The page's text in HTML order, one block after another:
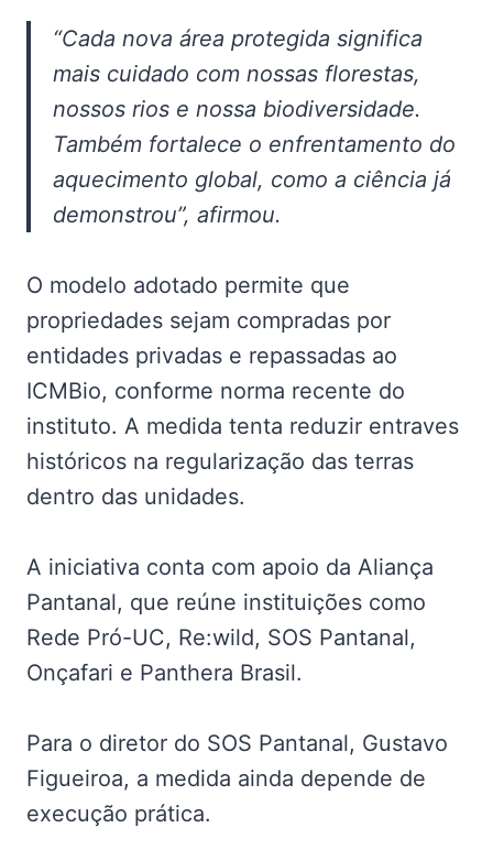
“Cada nova área protegida significa
mais cuidado com nossas florestas,
nossos rios e nossa biodiversidade.
Também fortalece o enfrentamento do
aquecimento global, como a ciência já
demonstrou”, afirmou.
O modelo adotado permite que
propriedades sejam compradas por
entidades privadas e repassadas ao
ICMBio, conforme norma recente do
instituto. A medida tenta reduzir entraves
históricos na regularização das terras
dentro das unidades.
A iniciativa conta com apoio da Aliança
Pantanal, que reúne instituições como
Rede Pró-UC, Re:wild, SOS Pantanal,
Onçafari e Panthera Brasil.
Para o diretor do SOS Pantanal, Gustavo
Figueiroa, a medida ainda depende de
execução prática.